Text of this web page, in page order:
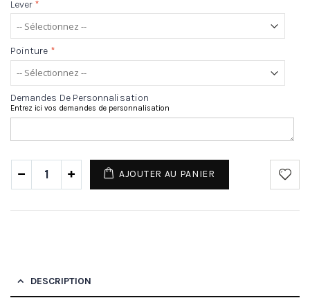
Lever *
Pointure *
Demandes De Personnalisation
Entrez ici vos demandes de personnalisation
AJOUTER AU PANIER
DESCRIPTION